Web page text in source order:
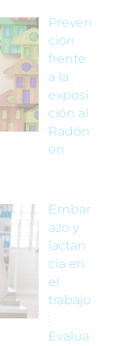
Preven
ción
frente
a la
exposi
ción al
Radón
en
Embar
azo y
lactan
cia en
el
trabajo
:
Evalua